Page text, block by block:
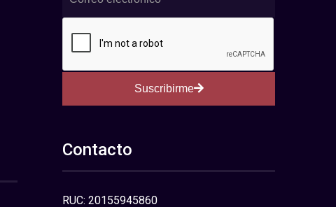
Suscribirme
Contacto
RUC: 20155945860